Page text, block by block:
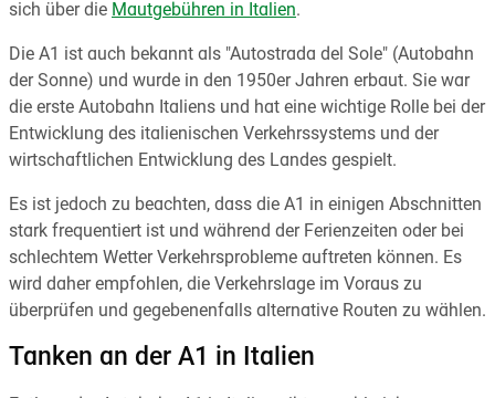
sich über die Mautgebühren in Italien.
Die A1 ist auch bekannt als "Autostrada del Sole" (Autobahn
der Sonne) und wurde in den 1950er Jahren erbaut. Sie war
die erste Autobahn Italiens und hat eine wichtige Rolle bei der
Entwicklung des italienischen Verkehrssystems und der
wirtschaftlichen Entwicklung des Landes gespielt.
Es ist jedoch zu beachten, dass die A1 in einigen Abschnitten
stark frequentiert ist und während der Ferienzeiten oder bei
schlechtem Wetter Verkehrsprobleme auftreten können. Es
wird daher empfohlen, die Verkehrslage im Voraus zu
überprüfen und gegebenenfalls alternative Routen zu wählen.
Tanken an der A1 in Italien